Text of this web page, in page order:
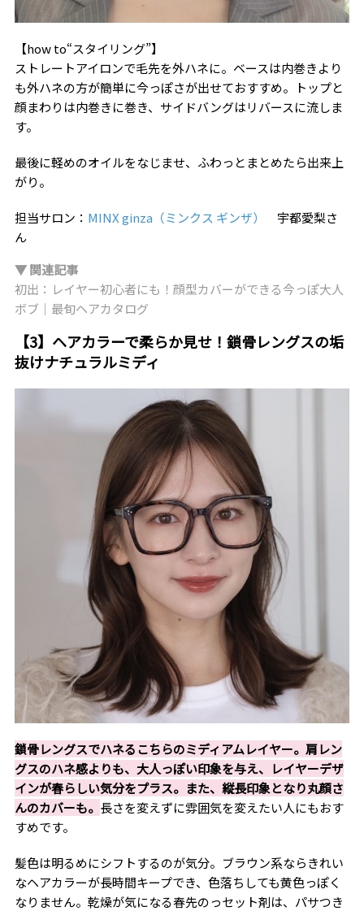
【how to“スタイリング”】
ストレートアイロンで毛先を外ハネに。ベースは内巻きより
も外ハネの方が簡単に今っぽさが出せておすすめ。トップと
顔まわりは内巻きに巻き、サイドバングはリバースに流しま
す。
最後に軽めのオイルをなじませ、ふわっとまとめたら出来上
がり。
担当サロン： MINX ginza（ミンクス ギンザ）
宇都愛梨さ
ん
▼ 関連記事
初出：レイヤー初心者にも！顔型カバーができる今っぽ大人
ボブ｜最旬ヘアカタログ
【3】ヘアカラーで柔らか見せ！鎖骨レングスの垢
抜けナチュラルミディ
鎖骨レングスでハネるこちらのミディアムレイヤー。肩レン
グスのハネ感よりも、大人っぽい印象を与え、レイヤーデザ
インが春らしい気分をプラス。また、縦長印象となり丸顔さ
んのカバーも。 長さを変えずに雰囲気を変えたい人にもおす
すめです。
髪色は明るめにシフトするのが気分。ブラウン系ならきれい
なヘアカラーが長時間キープでき、色落ちしても黄色っぽく
なりません。乾燥が気になる春先のっセット剤は、パサつき